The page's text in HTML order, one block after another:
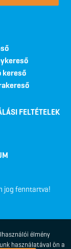
kereső
FELTÉTELEK
jog fenntartva!
élmény
használatával ön a